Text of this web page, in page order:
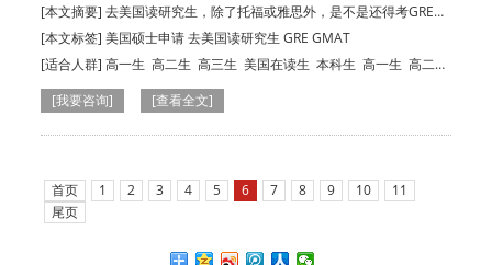
[本文摘要] 去美国读研究生，除了托福或雅思外，是不是还得考GRE或
GMAT？如果…
[本文标签] 美国硕士申请 去美国读研究生 GRE GMAT
[适合人群] 高一生 高二生 高三生 美国在读生 本科生 高一生 高二
生 高三生 大专生 美国在读生
[我要咨询] [查看全文]
首页 1 2 3 4 5 6 7 8 9 10
11
尾页